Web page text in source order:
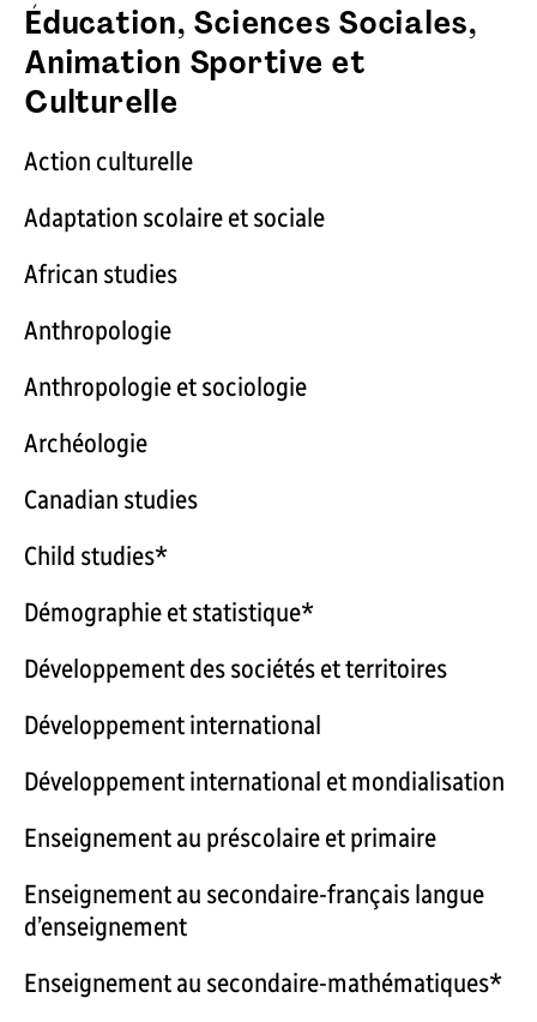
Éducation, Sciences Sociales,
Animation Sportive et
Culturelle
Action culturelle
Adaptation scolaire et sociale
African studies
Anthropologie
Anthropologie et sociologie
Archéologie
Canadian studies
Child studies*
Démographie et statistique*
Développement des sociétés et territoires
Développement international
Développement international et mondialisation
Enseignement au préscolaire et primaire
Enseignement au secondaire-français langue
d’enseignement
Enseignement au secondaire-mathématiques*